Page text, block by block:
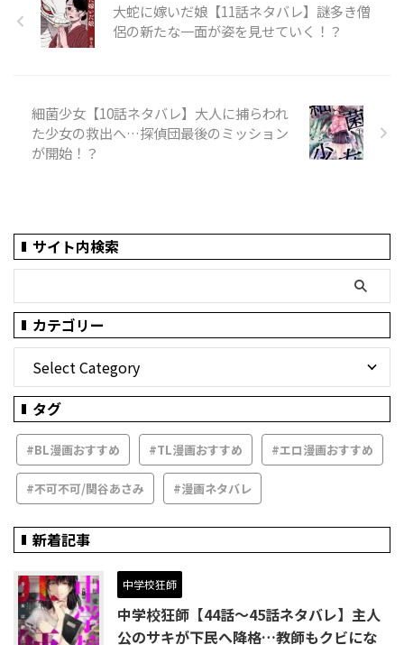
大蛇に嫁いだ娘【11話ネタバレ】謎多き僧
侶の新たな一面が姿を見せていく！？
細菌少女【10話ネタバレ】大人に捕らわれ
た少女の救出へ…探偵団最後のミッション
が開始！？
サイト内検索
カテゴリー
タグ
#BL漫画おすすめ #TL漫画おすすめ #エロ漫画おすすめ
#不可不可/関谷あさみ #漫画ネタバレ
新着記事
中学校狂師
中学校狂師【44話～45話ネタバレ】主人
公のサキが下民へ降格…教師もクビにな